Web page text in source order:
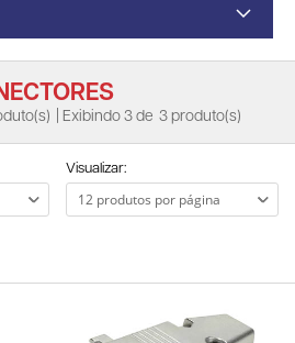
| Exibindo 3 de 3 produto(s)
Visualizar: